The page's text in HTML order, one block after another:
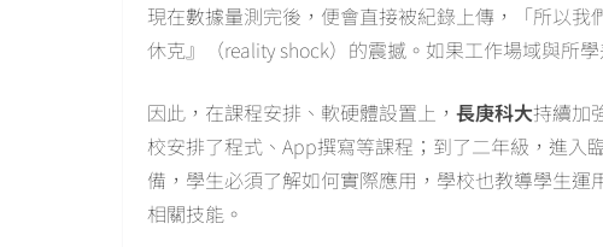
現在數據量測完後，便會直接被紀錄上傳，「所以
休克』（reality shock）的震撼。如果工作場域與所
因此，在課程安排、軟硬體設置上， 長庚科大持續加
校安排了程式、App撰寫等課程；到了二年級，進入
備，學生必須了解如何實際應用，學校也教導學生運
相關技能。